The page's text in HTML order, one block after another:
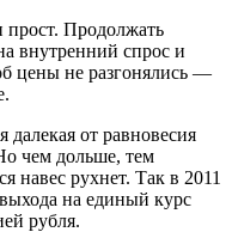
прост. Продолжать
внутренний спрос и
цены не разгонялись —
далекая от равновесия
чем дольше, тем
навес рухнет. Так в 2011
на единый курс
рубля.